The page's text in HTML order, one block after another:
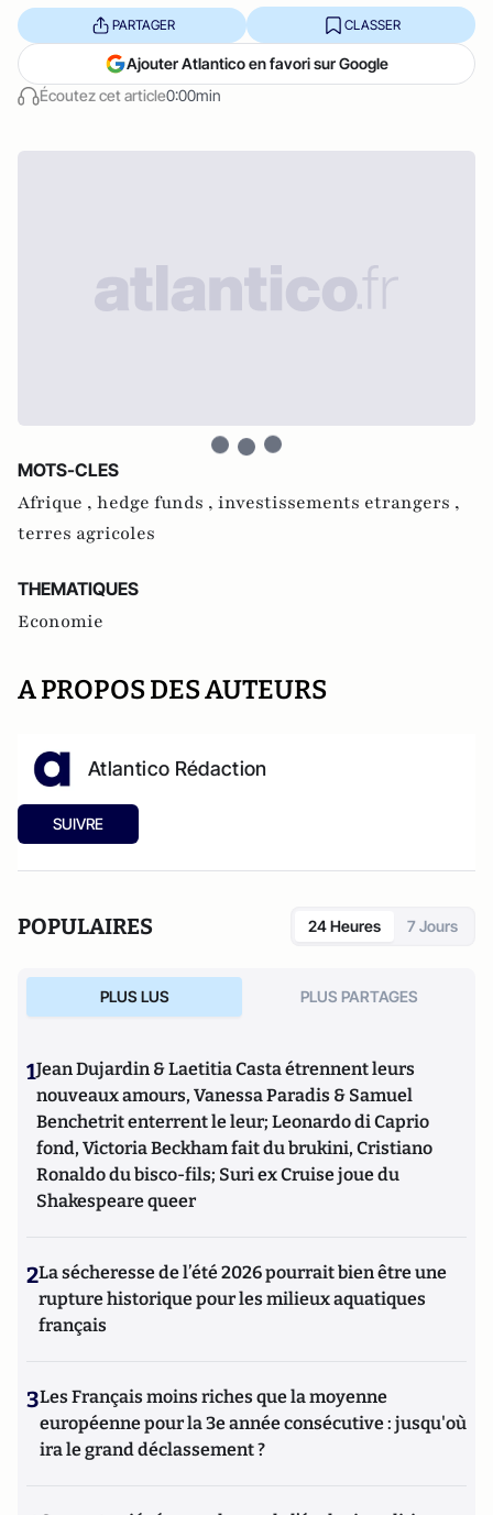
Écoutez cet article0:00min
PARTAGER CLASSER
Ajouter Atlantico en favori sur Google
MOTS-CLES
Afrique , hedge funds , investissements etrangers ,
terres agricoles
THEMATIQUES
Economie
A PROPOS DES AUTEURS
Atlantico Rédaction
SUIVRE
POPULAIRES 24 Heures 7 Jours
PLUS LUS PLUS PARTAGES
1Jean Dujardin & Laetitia Casta étrennent leurs
nouveaux amours, Vanessa Paradis & Samuel
Benchetrit enterrent le leur; Leonardo di Caprio
fond, Victoria Beckham fait du brukini, Cristiano
Ronaldo du bisco-fils; Suri ex Cruise joue du
Shakespeare queer
2La sécheresse de l’été 2026 pourrait bien être une
rupture historique pour les milieux aquatiques
français
3Les Français moins riches que la moyenne
européenne pour la 3e année consécutive : jusqu'où
ira le grand déclassement ?